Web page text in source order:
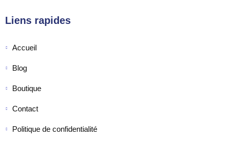
Liens rapides
Accueil
Blog
Boutique
Contact
Politique de confidentialité